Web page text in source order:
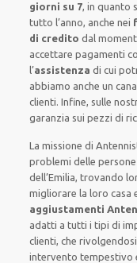
giorni su 7, in quanto
tutto l’anno, anche nei
di credito dal
accettare pagamenti
l’assistenza di cui
abbiamo anche un
clienti.Infine, sulle
garanzia sui pezzi di
La missione di
problemi delle
dell’Emilia, trovando
migliorare la loro casa
aggiustamenti
adatti a tutti i tipi di
clienti, che
interventotempestivo